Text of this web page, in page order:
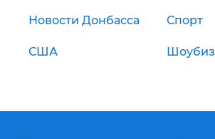
Новости Донбасса Спорт
США Шоубиз